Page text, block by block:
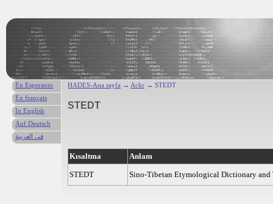
HADES-Ana sayfa → Ackr → STEDT
STEDT
Kısaltma
Anlam
STEDT
Sino-Tibetan Etymological Dictionary and
En Esperanto
En français
In English
Auf Deutsch
في العربية